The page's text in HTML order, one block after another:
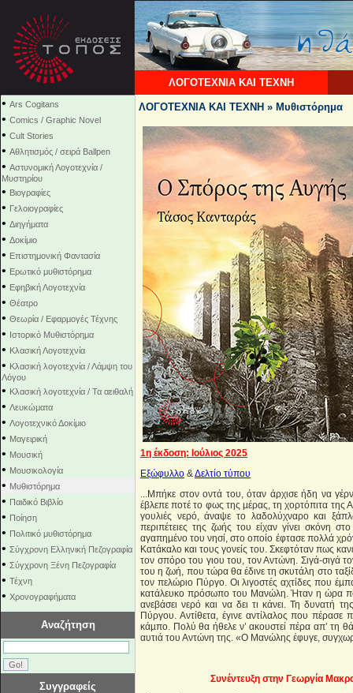
ΛΟΓΟΤΕΧΝΙΑ ΚΑΙ ΤΕΧΝΗ
• Ars Cogitans
• Comics / Graphic Novel
• Cult Stories
• Αθλητισμός / σειρά Ballpen
• Αστυνομική Λογοτεχνία /
Μυστηρίου
• Βιογραφίες
• Γελοιογραφίες
• Διηγήματα
• Δοκίμιο
• Επιστημονική Φαντασία
• Ερωτικό μυθιστόρημα
• Εφηβική Λογοτεχνία
• Θέατρο
• Θεωρία / Εφαρμογές Τέχνης
• Ιστορικό Μυθιστόρημα
• Κλασική Λογοτεχνία
• Κλασική λογοτεχνία / Λάμψη του
Λόγου
• Κλασική λογοτεχνία / Τα αειθαλή
• Λευκώματα
• Λογοτεχνικό Δοκίμιο
• Μαγειρική
• Μουσική
• Μουσικολογία
• Μυθιστόρημα
• Παιδικό Βιβλίο
• Ποίηση
• Πολιτικό μυθιστόρημα
• Σύγχρονη Ελληνική Πεζογραφία
• Σύγχρονη Ξένη Πεζογραφία
• Τέχνη
• Χρονογραφήματα
Αναζήτηση
Συγγραφείς
ΛΟΓΟΤΕΧΝΙΑ ΚΑΙ ΤΕΧΝΗ » Μυθιστόρημα
1η έκδοση: Ιούλιος 2025
Εξώφυλλο &Δελτίο τύπου
...Μπήκε στον οντά του, όταν άρχισε ήδη να
έβλεπε ποτέ το φως της µέρας, τη χορτόπιτα της
γουλιές νερό, άναψε το λαδολύχναρο και
περιπέτειες της ζωής του είχαν γίνει σκόνη
αγαπηµένο του νησί, στο οποίο έφτασε πολλά
Κατάκαλο και τους γονείς του. Σκεφτόταν πως
τον σπόρο του γιου του, τον Αντώνη. Σιγά-σιγά
του η ζωή, που τώρα θα έδινε τη σκυτάλη στο
τον πελώριο Πύργο. Οι λιγοστές αχτίδες που
κατάλευκο πρόσωπο του Μανώλη. Ήταν η ώρα
ανεβάσει νερό και να δει τι κάνει. Τη δυνατή
Πύργου. Αντίθετα, έγινε αντίλαλος που
κάµπο. Πολύ θα ήθελε ν’ ακουστεί πέρα απ’ τη
αυτιά του Αντώνη της. «Ο Μανώλης έφυγε,
Συνέντευξη στην Γεωργία